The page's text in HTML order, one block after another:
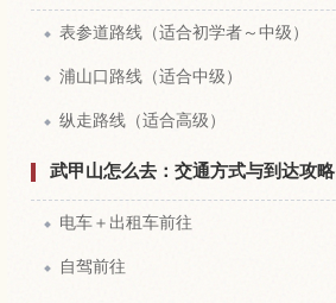
表参道路线（适合初学者～中级）
浦山口路线（适合中级）
纵走路线（适合高级）
武甲山怎么去：交通方式与到达攻略
电车＋出租车前往
自驾前往